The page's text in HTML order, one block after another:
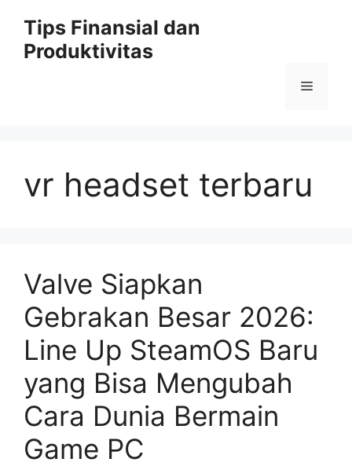
content
Tips Finansial dan
Produktivitas
Menu
vr headset terbaru
Valve Siapkan
Gebrakan Besar 2026:
Line Up SteamOS Baru
yang Bisa Mengubah
Cara Dunia Bermain
Game PC